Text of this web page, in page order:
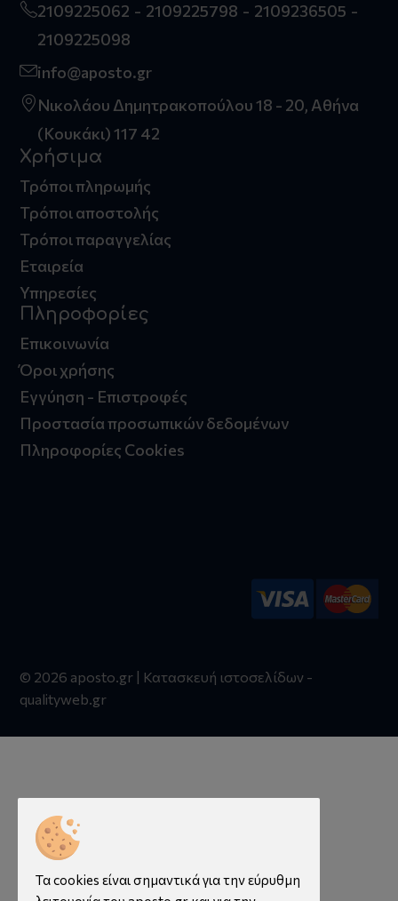
2109225062 2109225798
2109236505
2109225098
info@aposto.gr
Νικολάου Δημητρακοπούλου 18 - 20, Αθήνα
(Κουκάκι) 117 42
Χρήσιμα
Τρόποι πληρωμής
Τρόποι αποστολής
Τρόποι παραγγελίας
Εταιρεία
Υπηρεσίες
Πληροφορίες
Επικοινωνία
Όροι χρήσης
Εγγύηση - Επιστροφές
Προστασία προσωπικών δεδομένων
Πληροφορίες Cookies
© 2026 aposto.gr | Κατασκευή ιστοσελίδων -
qualityweb.gr
Τα cookies είναι σημαντικά για την εύρυθμη